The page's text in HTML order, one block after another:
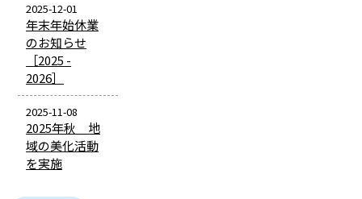
2025-12-01
年末年始休業
のお知らせ
［2025 -
2026］
2025-11-08
2025年秋 地
域の美化活動
を実施